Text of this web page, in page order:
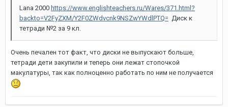
Lana 2000 https://www.englishteachers.ru/Wares/371.html?
backto=V2FyZXM/Y2F0ZWdvcnk9NSZwYWdlPTQ= Диск к
тетради №2 за 9 кл.
Очень печален тот факт, что диски не выпускают больше,
тетради дети закупили и теперь они лежат стопочкой
макулатуры, так как полноценно работать по ним не получается